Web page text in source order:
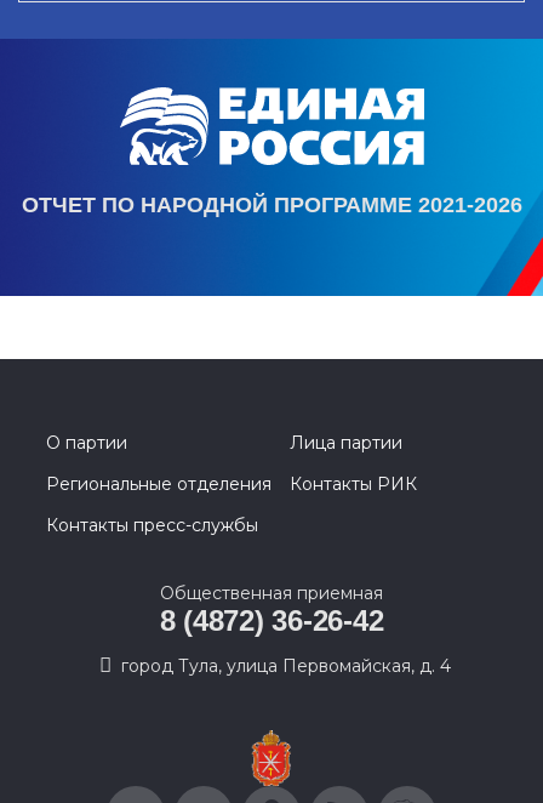
ОТЧЕТ ПО НАРОДНОЙ ПРОГРАММЕ 2021-2026
О партии
Лица партии
Региональные отделения
Контакты РИК
Контакты пресс-службы
Общественная приемная
8 (4872) 36-26-42
город Тула, улица Первомайская, д. 4